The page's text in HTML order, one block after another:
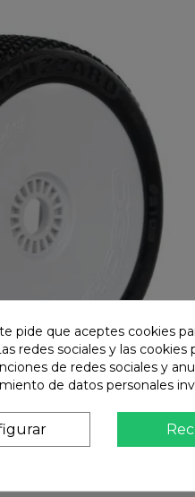
pide que aceptes cookies
redes sociales y las
de redes sociales y
de datos personales